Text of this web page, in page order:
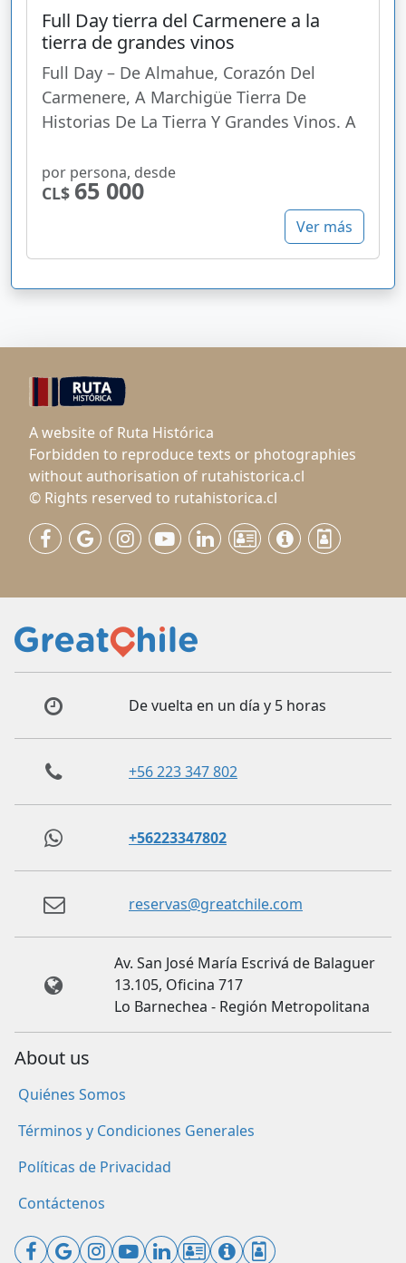
Full Day tierra del Carmenere a la
tierra de grandes vinos
Full Day – De Almahue, Corazón Del
Carmenere, A Marchigüe Tierra De
Historias De La Tierra Y Grandes Vinos. A
por persona, desde
CL$ 65 000
Ver más
A website of Ruta Histórica
Forbidden to reproduce texts or photographies
without authorisation of rutahistorica.cl
© Rights reserved to rutahistorica.cl
De vuelta en un día y 5 horas
+56 223 347 802
+56223347802
reservas@greatchile.com
Av. San José María Escrivá de Balaguer
13.105, Oficina 717
Lo Barnechea - Región Metropolitana
About us
Quiénes Somos
Términos y Condiciones Generales
Políticas de Privacidad
Contáctenos